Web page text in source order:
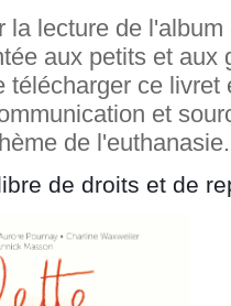
la lecture de
aux petits et aux
télécharger ce livret
et
de l'euthanasie.
de droits et de